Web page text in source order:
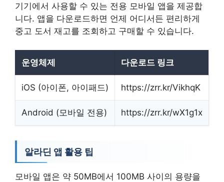
기기에서 사용할 수 있는 전용 모바일 앱을 제공합
니다. 앱을 다운로드하면 언제 어디서든 편리하게
중고 도서 재고를 조회하고 구매할 수 있습니다.
운영체제 다운로드 링크
iOS (아이폰, 아이패드) https://zrr.kr/VikhqK
Android (모바일 전용) https://zrr.kr/wX1g1x
알라딘 앱 활용 팁
모바일 앱은 약 50MB에서 100MB 사이의 용량을